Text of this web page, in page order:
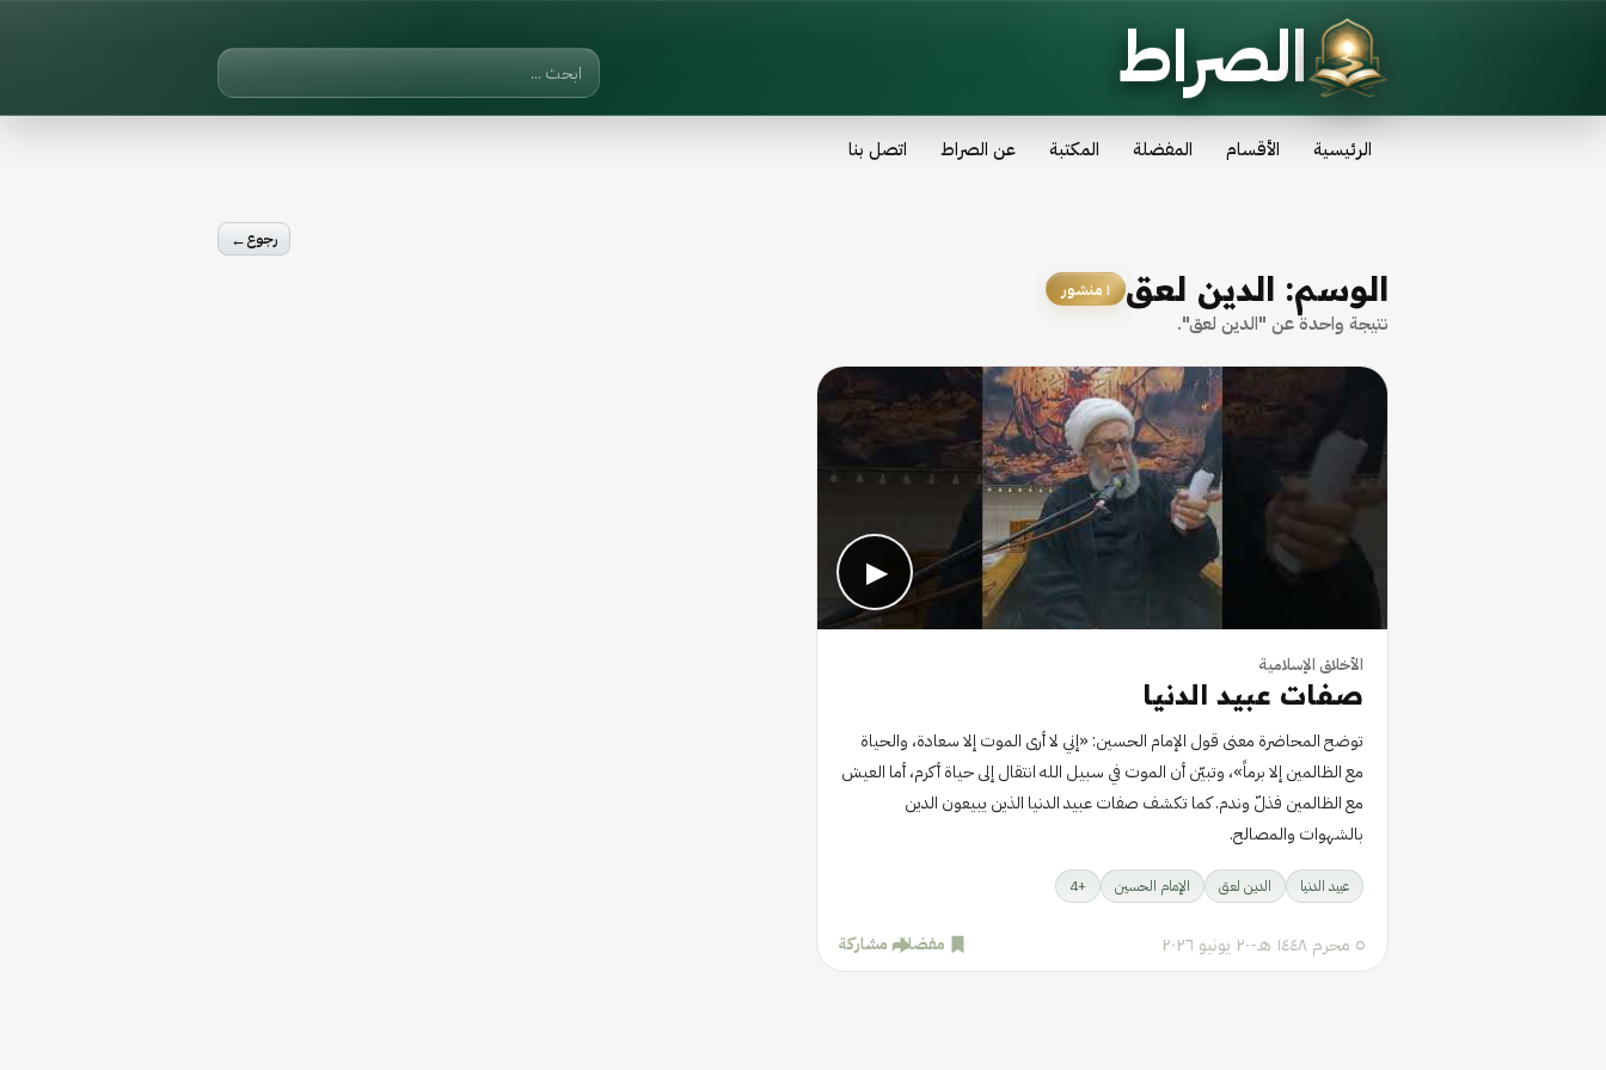
الصراط
الرئيسية الأقسام المفضلة المكتبة عن الصراط اتصل بنا
رجوع←
الوسم: الدين لعق ١ منشور
نتيجة واحدة عن "الدين لعق".
▶
الأخلاق الإسلامية
صفات عبيد الدنيا
توضح المحاضرة معنى قول الإمام الحسين: «إني لا أرى الموت إلا سعادة، والحياة
مع الظالمين إلا برماً»، وتبيّن أن الموت في سبيل الله انتقال إلى حياة أكرم، أما العيش
مع الظالمين فذلّ وندم. كما تكشف صفات عبيد الدنيا الذين يبيعون الدين
بالشهوات والمصالح.
عبيد الدنيا الدين لعق الإمام الحسين +
4
٥ محرم ١٤٤٨ هـ -٢٠ يونيو ٢٠٢٦ مفضلة مشاركة